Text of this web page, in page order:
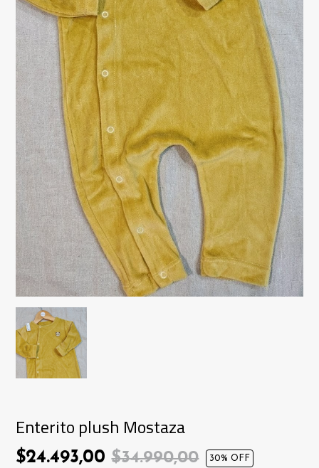
Enterito plush Mostaza
$24.493,00$34.990,00 30% OFF